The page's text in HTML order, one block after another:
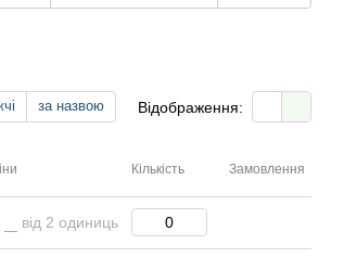
за назвою Відображення:
Кількість Замовлення
від 2 одиниць